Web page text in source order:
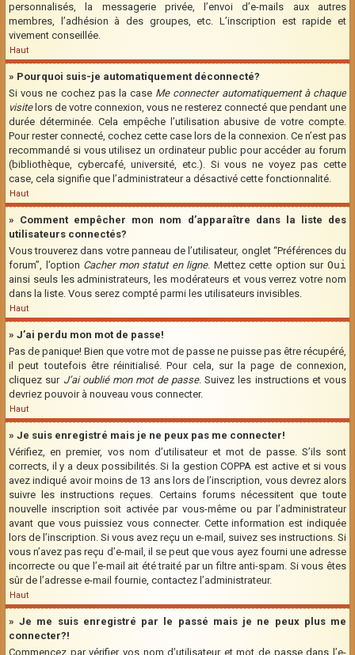
personnalisés, la messagerie privée, l’envoi d’e-mails aux autres
membres, l’adhésion à des groupes, etc. L’inscription est rapide et
vivement conseillée.
Haut
» Pourquoi suis-je automatiquement déconnecté?
Si vous ne cochez pas la case Me connecter automatiquement à chaque
visitelors de votre connexion, vous ne resterez connecté que pendant une
durée déterminée. Cela empêche l’utilisation abusive de votre compte.
Pour rester connecté, cochez cette case lors de la connexion. Ce n’est pas
recommandé si vous utilisez un ordinateur public pour accéder au forum
(bibliothèque, cybercafé, université, etc.). Si vous ne voyez pas cette
case, cela signifie que l’administrateur a désactivé cette fonctionnalité.
Haut
» Comment empêcher mon nom d’apparaître dans la liste des
utilisateurs connectés?
Vous trouverez dans votre panneau de l’utilisateur, onglet “Préférences du
forum”, l’option Cacher mon statut en ligne. Mettez cette option surOui
ainsi seuls les administrateurs, les modérateurs et vous verrez votre nom
dans la liste. Vous serez compté parmi les utilisateurs invisibles.
Haut
» J’ai perdu mon mot de passe!
Pas de panique! Bien que votre mot de passe ne puisse pas être récupéré,
il peut toutefois être réinitialisé. Pour cela, sur la page de connexion,
cliquez sur J’ai oublié mon mot de passe. Suivez les instructions et vous
devriez pouvoir à nouveau vous connecter.
Haut
» Je suis enregistré mais je ne peux pas me connecter!
Vérifiez, en premier, vos nom d’utilisateur et mot de passe. S’ils sont
corrects, il y a deux possibilités. Si la gestion COPPA est active et si vous
avez indiqué avoir moins de 13 ans lors de l’inscription, vous devrez alors
suivre les instructions reçues. Certains forums nécessitent que toute
nouvelle inscription soit activée par vous-même ou par l’administrateur
avant que vous puissiez vous connecter. Cette information est indiquée
lors de l’inscription. Si vous avez reçu un e-mail, suivez ses instructions. Si
vous n’avez pas reçu d’e-mail, il se peut que vous ayez fourni une adresse
incorrecte ou que l’e-mail ait été traité par un filtre anti-spam. Si vous êtes
sûr de l’adresse e-mail fournie, contactez l’administrateur.
Haut
» Je me suis enregistré par le passé mais je ne peux plus me
connecter?!
Commencez par vérifier vos nom d’utilisateur et mot de passe dans l’e-